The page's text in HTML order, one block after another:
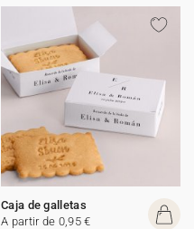
Caja de galletas
A partir de 0,95 €